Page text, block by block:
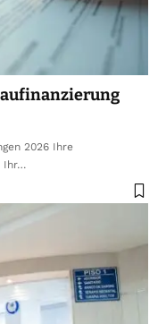
2026 Ihre
Ihr…